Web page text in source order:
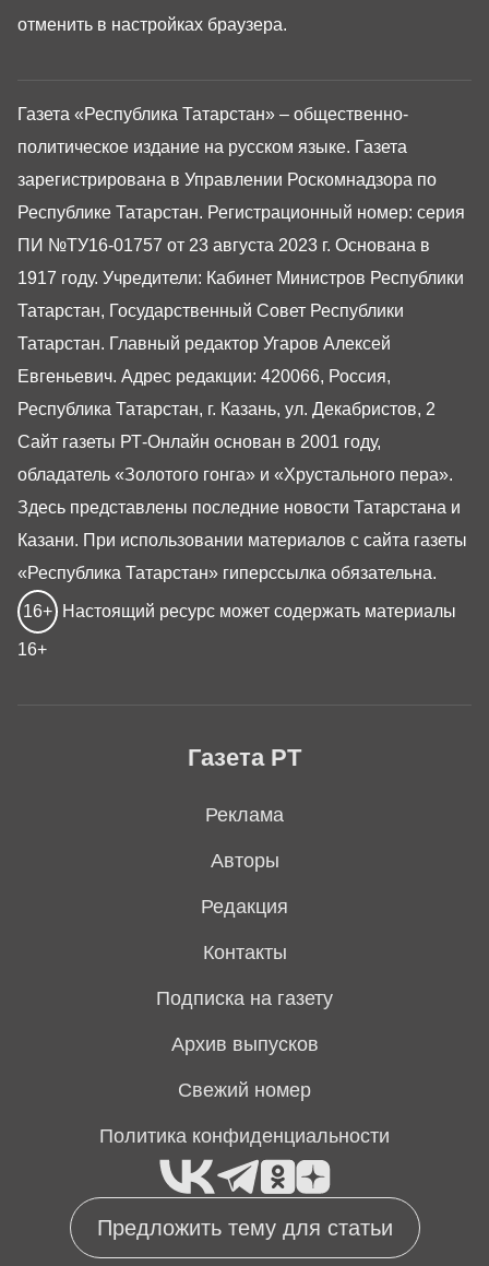
Предложить тему для статьи
Газета РТ
Реклама
Авторы
Редакция
Контакты
Подписка на газету
Архив выпусков
Свежий номер
Политика конфиденциальности
Газета «Республика Татарстан» – общественно-
политическое издание на русском языке. Газета
зарегистрирована в Управлении Роскомнадзора по
Республике Татарстан. Регистрационный номер: серия
ПИ №ТУ16-01757 от 23 августа 2023 г. Основана в
1917 году. Учредители: Кабинет Министров Республики
Татарстан, Государственный Совет Республики
Татарстан. Главный редактор Угаров Алексей
Евгеньевич. Адрес редакции: 420066, Россия,
Республика Татарстан, г. Казань, ул. Декабристов, 2
Сайт газеты РТ-Онлайн основан в 2001 году,
обладатель «Золотого гонга» и «Хрустального пера».
Здесь представлены последние новости Татарстана и
Казани. При использовании материалов с сайта газеты
«Республика Татарстан» гиперссылка обязательна.
16+ Настоящий ресурс может содержать материалы
16+
отменить в настройках браузера.